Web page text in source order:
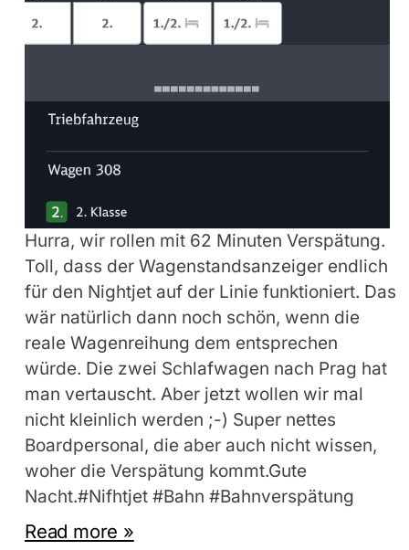
Hurra, wir rollen mit 62 Minuten Verspätung.
Toll, dass der Wagenstandsanzeiger endlich
für den Nightjet auf der Linie funktioniert. Das
wär natürlich dann noch schön, wenn die
reale Wagenreihung dem entsprechen
würde. Die zwei Schlafwagen nach Prag hat
man vertauscht. Aber jetzt wollen wir mal
nicht kleinlich werden ;-) Super nettes
Boardpersonal, die aber auch nicht wissen,
woher die Verspätung kommt.Gute
Nacht.#Nifhtjet #Bahn #Bahnverspätung
Read more »